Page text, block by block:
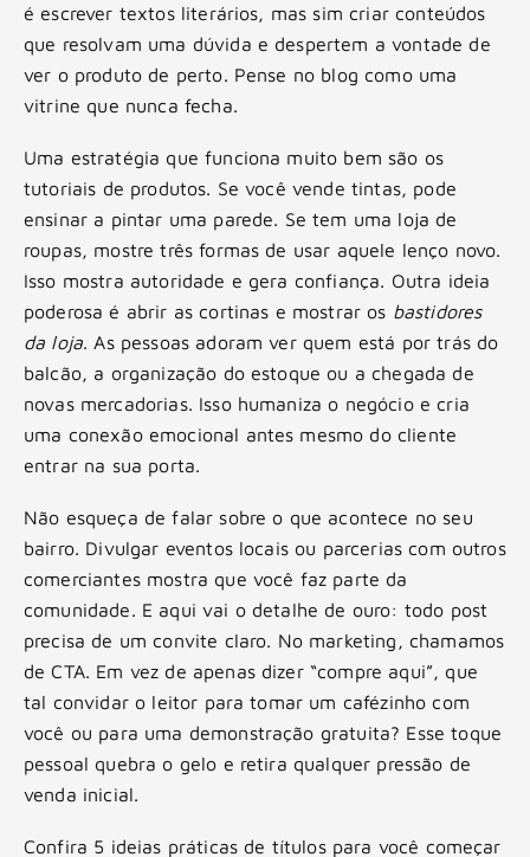
é escrever textos literários, mas sim criar conteúdos
que resolvam uma dúvida e despertem a vontade de
ver o produto de perto. Pense no blog como uma
vitrine que nunca fecha.
Uma estratégia que funciona muito bem são os
tutoriais de produtos. Se você vende tintas, pode
ensinar a pintar uma parede. Se tem uma loja de
roupas, mostre três formas de usar aquele lenço novo.
Isso mostra autoridade e gera confiança. Outra ideia
poderosa é abrir as cortinas e mostrar os bastidores
da loja. As pessoas adoram ver quem está por trás do
balcão, a organização do estoque ou a chegada de
novas mercadorias. Isso humaniza o negócio e cria
uma conexão emocional antes mesmo do cliente
entrar na sua porta.
Não esqueça de falar sobre o que acontece no seu
bairro. Divulgar eventos locais ou parcerias com outros
comerciantes mostra que você faz parte da
comunidade. E aqui vai o detalhe de ouro: todo post
precisa de um convite claro. No marketing, chamamos
de CTA. Em vez de apenas dizer “compre aqui”, que
tal convidar o leitor para tomar um cafézinho com
você ou para uma demonstração gratuita? Esse toque
pessoal quebra o gelo e retira qualquer pressão de
venda inicial.
Confira 5 ideias práticas de títulos para você começar